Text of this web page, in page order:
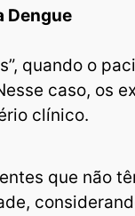
Dengue
quando o
caso, os
clínico.
que não